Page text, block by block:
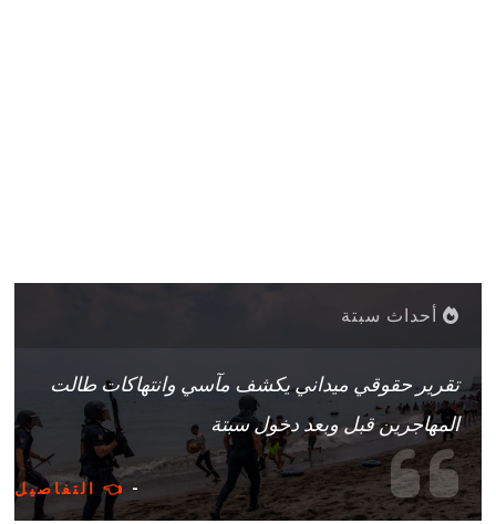
أحداث سبتة
تقرير حقوقي ميداني يكشف مآسي وانتهاكات طالت
المهاجرين قبل وبعد دخول سبتة
- 👈 التفاصيل